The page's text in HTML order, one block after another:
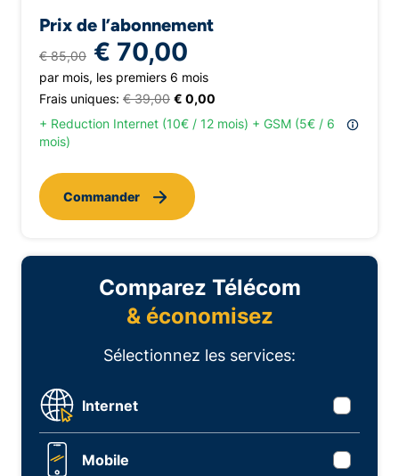
Prix de l’abonnement
€ 85,00 € 70,00
par mois, les premiers 6 mois
Frais uniques: € 39,00 € 0,00
+ Reduction Internet (10€ / 12 mois) + GSM (5€ / 6
mois)
Commander
Comparez Télécom
& économisez
Sélectionnez les services:
Internet
Mobile